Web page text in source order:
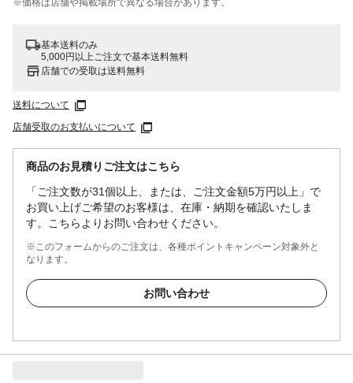
※価格は​店舗や​掲載場所で​異なる​場合が​あります。
基本送料のみ
5,000円以上ご注文で基本送料無料
店舗での受取は送料無料
送料について
店舗受取のお支払いについて
商品のお見積りご注文はこちら
「ご注文数が31個以上、または、ご注文金額5万円以上」で
お買い上げご希望のお客様は、在庫・納期を確認いたしま
す。こちらよりお問い合わせください。
※このフォームからのご注文は、各種ポイントキャンペーン対象外と
なります。
お問い合わせ